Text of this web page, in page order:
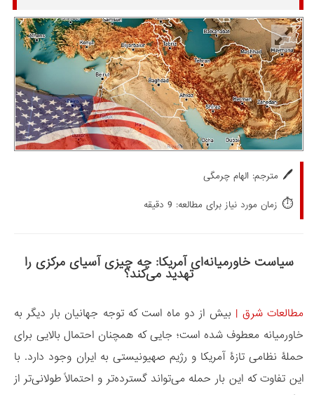
🖊️ مترجم: الهام چرمگی
⏱️ زمان مورد نیاز برای مطالعه: 9 دقیقه
سیاست خاورمیانه‌ای آمریکا: چه چیزی آسیای مرکزی را
تهدید می‌کند؟
مطالعات شرق | بیش از دو ماه است که توجه جهانیان بار دیگر به
خاورمیانه معطوف شده است؛ جایی که همچنان احتمال بالایی برای
حملۀ نظامی تازۀ آمریکا و رژیم صهیونیستی به ایران وجود دارد. با
این تفاوت که این بار حمله می‌تواند گسترده‌تر و احتمالاً طولانی‌تر از